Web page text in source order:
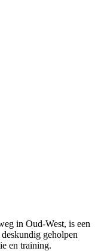
in Oud-West, is een
geholpen
en training.